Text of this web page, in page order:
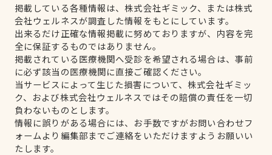
掲載している各種情報は、株式会社ギミック、または株式
会社ウェルネスが調査した情報をもとにしています。
出来るだけ正確な情報掲載に努めておりますが、内容を完
全に保証するものではありません。
掲載されている医療機関へ受診を希望される場合は、事前
に必ず該当の医療機関に直接ご確認ください。
当サービスによって生じた損害について、株式会社ギミッ
ク、および株式会社ウェルネスではその賠償の責任を一切
負わないものとします。
情報に誤りがある場合には、お手数ですがお問い合わせフ
ォームより編集部までご連絡をいただけますようお願いい
たします。